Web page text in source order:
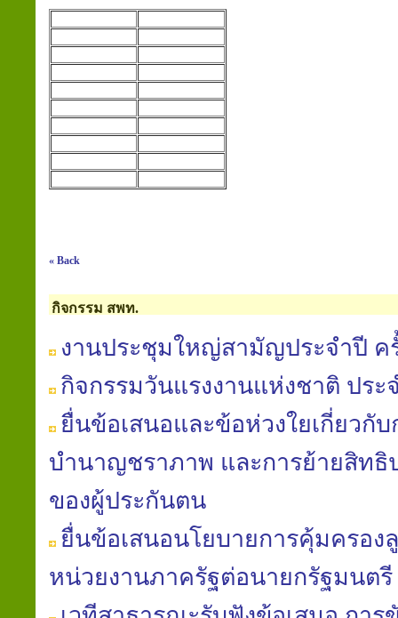
« Back
กิจกรรม สพท.
งานประชุมใหญ่สามัญประจำปี ค
กิจกรรมวันแรงงานแห่งชาติ ประ
ยื่นข้อเสนอและข้อห่วงใยเกี่ยวกั
บำนาญชราภาพ และการย้ายสิท
ของผู้ประกันตน
ยื่นข้อเสนอนโยบายการคุ้มครอง
หน่วยงานภาครัฐต่อนายกรัฐมนตรี